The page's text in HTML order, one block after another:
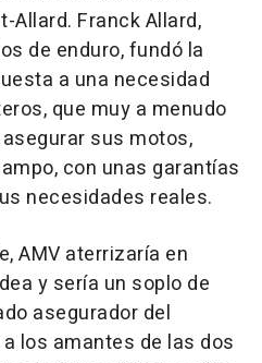
Allard. Franck Allard,
de enduro, fundó la
a una necesidad
que muy a menudo
sus motos,
con unas garantías
necesidades reales.
AMV aterrizaría en
y sería un soplo de
asegurador del
los amantes de las dos